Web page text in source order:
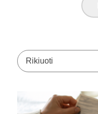
Rikiuoti